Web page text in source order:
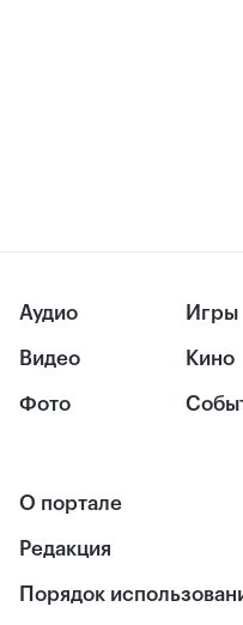
Аудио
Видео
Фото
Игры
Кино
О портале
Редакция
Порядок